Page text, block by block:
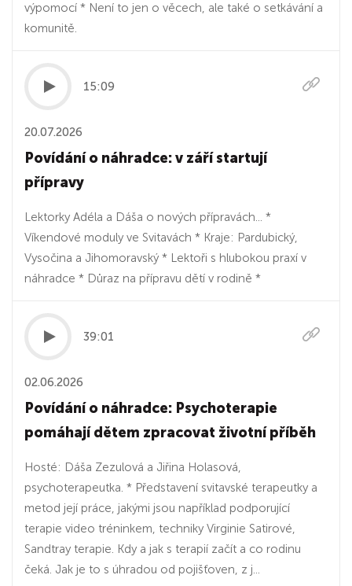
výpomocí * Není to jen o věcech, ale také o setkávání a
komunitě.
15:09
20.07.2026
Povídání o náhradce: v září startují
přípravy
Lektorky Adéla a Dáša o nových přípravách... *
Víkendové moduly ve Svitavách * Kraje: Pardubický,
Vysočina a Jihomoravský * Lektoři s hlubokou praxí v
náhradce * Důraz na přípravu dětí v rodině *
39:01
02.06.2026
Povídání o náhradce: Psychoterapie
pomáhají dětem zpracovat životní příběh
Hosté: Dáša Zezulová a Jiřina Holasová,
psychoterapeutka. * Představení svitavské terapeutky a
metod její práce, jakými jsou například podporující
terapie video tréninkem, techniky Virginie Satirové,
Sandtray terapie. Kdy a jak s terapií začít a co rodinu
čeká. Jak je to s úhradou od pojišťoven, z j...